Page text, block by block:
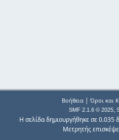
Βοήθεια| Όροι και
SMF 2.1.6 © 2025,
Η σελίδα δημιουργήθηκε σε 0.035
Μετρητής